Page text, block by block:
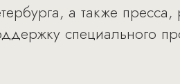
а также
специального